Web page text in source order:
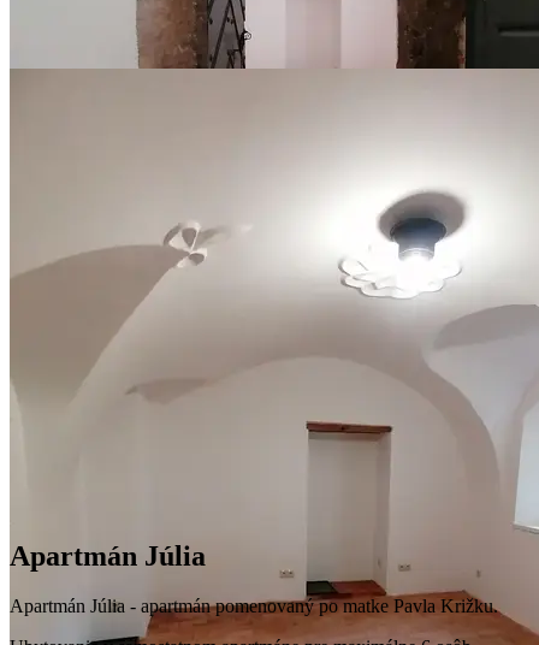
Apartmán Júlia
Apartmán Júlia - apartmán pomenovaný po matke Pavla Križku.